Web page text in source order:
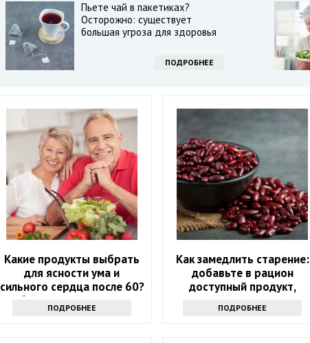
Пьете чай в пакетиках?
Осторожно: существует
большая угроза для здоровья
ПОДРОБНЕЕ
Какие продукты выбрать
для ясности ума и
сильного сердца после 60?
Обратите внимание на
этот список
ПОДРОБНЕЕ
Как замедлить старение:
добавьте в рацион
доступный продукт,
который есть на каждой
кухне
ПОДРОБНЕЕ